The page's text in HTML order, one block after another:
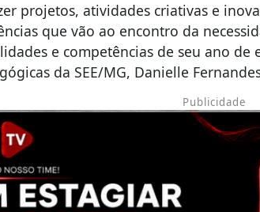
projetos, atividades criativas e
que vão ao encontro da
e competências de seu ano
da SEE/MG, Danielle
Publicidade